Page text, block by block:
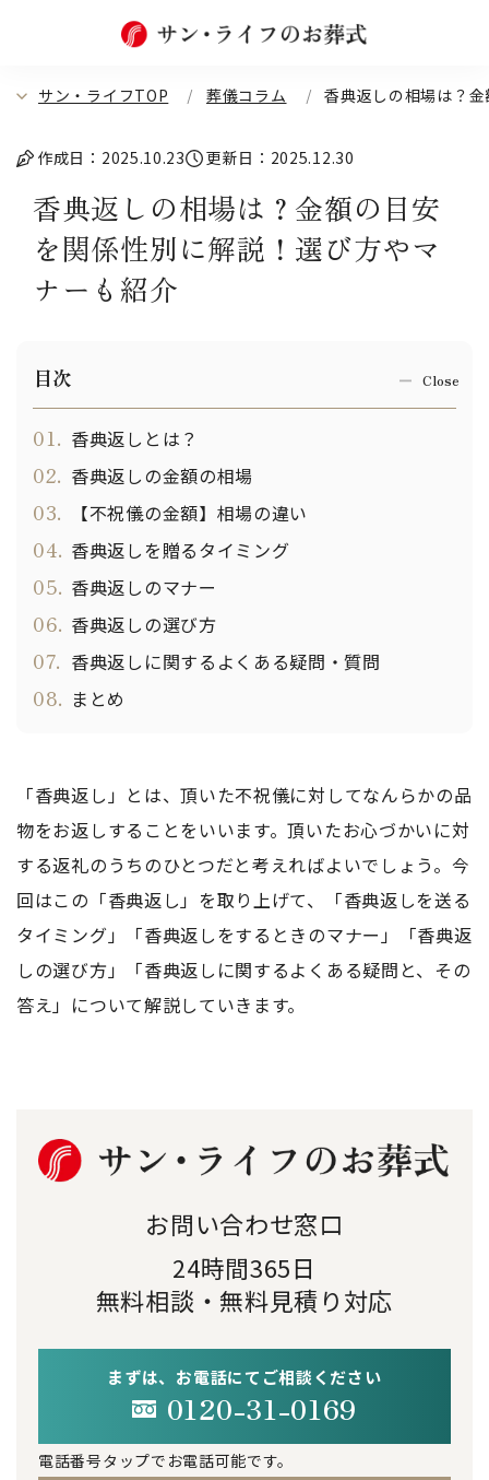
サン・ライフTOP 葬儀コラム 香典返しの相場は？
作成日：2025.10.23 更新日：2025.12.30
香典返しの相場は？金額の目安
を関係性別に解説！選び方やマ
ナーも紹介
目次
01. 香典返しとは？
02. 香典返しの金額の相場
03. 【不祝儀の金額】相場の違い
04. 香典返しを贈るタイミング
05. 香典返しのマナー
06. 香典返しの選び方
07. 香典返しに関するよくある疑問・質問
08. まとめ
「香典返し」とは、頂いた不祝儀に対してなんらかの品
物をお返しすることをいいます。頂いたお心づかいに対
する返礼のうちのひとつだと考えればよいでしょう。今
回はこの「香典返し」を取り上げて、「香典返しを送る
タイミング」「香典返しをするときのマナー」「香典返
しの選び方」「香典返しに関するよくある疑問と、その
答え」について解説していきます。
お問い合わせ窓口
24時間365日
無料相談・無料見積り対応
まずは、お電話にてご相談ください
0120-31-0169
電話番号タップでお電話可能です。